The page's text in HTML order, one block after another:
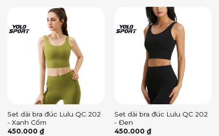
Set dài bra đúc Lulu QC 202
- Xanh Cốm
450.000 ₫
Set dài bra đúc Lulu QC 202
- Đen
450.000 ₫